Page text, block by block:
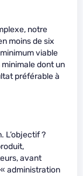
notre
moins de six
viable
dont un
préférable à
L’objectif ?
avant
administration